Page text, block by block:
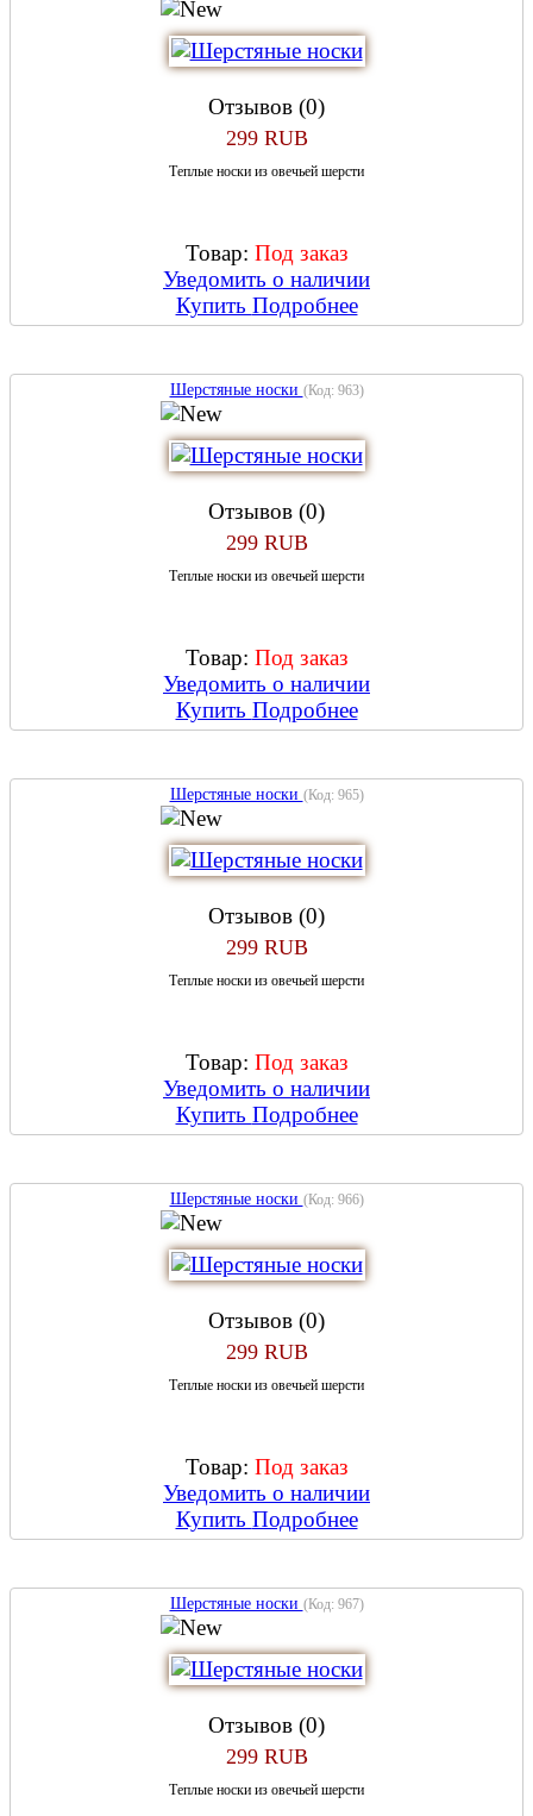
Отзывов (0)
299 RUB
Теплые носки из овечьей шерсти
Товар: Под заказ
Уведомить о наличии
Купить Подробнее
Шерстяные носки (Код: 963)
Отзывов (0)
299 RUB
Теплые носки из овечьей шерсти
Товар: Под заказ
Уведомить о наличии
Купить Подробнее
Шерстяные носки (Код: 965)
Отзывов (0)
299 RUB
Теплые носки из овечьей шерсти
Товар: Под заказ
Уведомить о наличии
Купить Подробнее
Шерстяные носки (Код: 966)
Отзывов (0)
299 RUB
Теплые носки из овечьей шерсти
Товар: Под заказ
Уведомить о наличии
Купить Подробнее
Шерстяные носки (Код: 967)
Отзывов (0)
299 RUB
Теплые носки из овечьей шерсти